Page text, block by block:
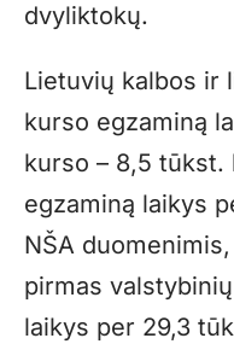
dvyliktokų.
Lietuvių kalbos ir
kurso egzaminą
kurso – 8,5 tūkst.
egzaminą laikys
NŠA
pirmas
laikys per 29,3